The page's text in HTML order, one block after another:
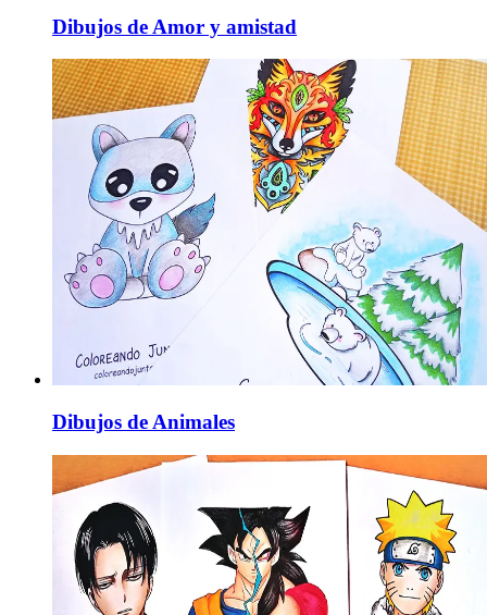
Dibujos de Amor y amistad
Dibujos de Animales